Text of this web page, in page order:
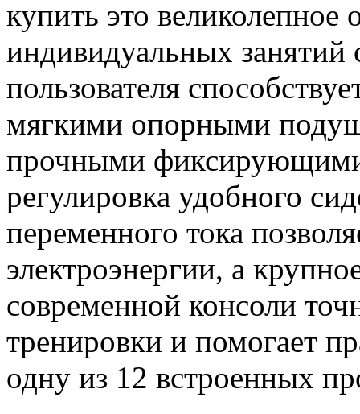
купить это великолепное
индивидуальных
пользователя
мягкими опорными
прочными
регулировка удобного
переменного тока
электроэнергии, а
современной консоли
тренировки и помогает
одну из 12 встроенных